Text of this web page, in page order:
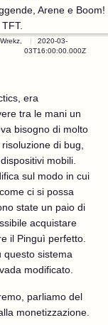
Arene e Boom!
2020-03-
03T16:00:00.000Z
era
tra le mani un
bisogno di molto
di bug,
mobili.
sul modo in cui
ci si possa
state un paio di
acquistare
il Pinguì perfetto.
questo sistema
modificato.
parliamo del
monetizzazione.